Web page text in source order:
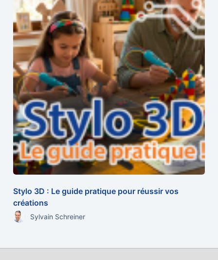
Stylo 3D : Le guide pratique pour réussir vos
créations
Sylvain Schreiner